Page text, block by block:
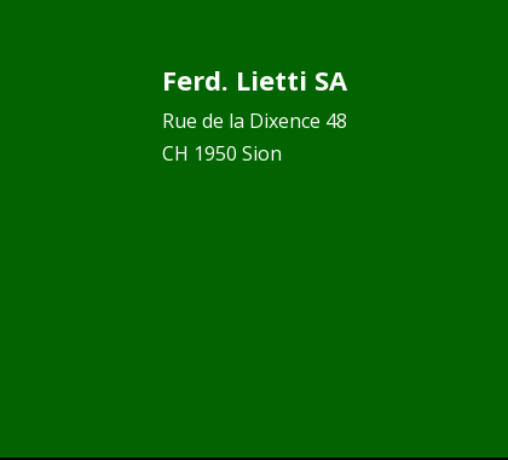
Ferd. Lietti SA
Rue de la Dixence 48
CH 1950 Sion